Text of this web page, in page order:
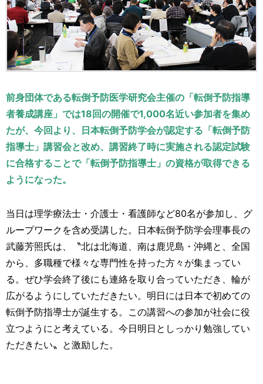
前身団体である転倒予防医学研究会主催の「転倒予防指導
者養成講座」では18回の開催で1,000名近い参加者を集め
たが、今回より、日本転倒予防学会が認定する「転倒予防
指導士」講習会と改め、講習終了時に実施される認定試験
に合格することで「転倒予防指導士」の資格が取得できる
ようになった。
当日は理学療法士・介護士・看護師など80名が参加し、グ
ループワークを含め受講した。日本転倒予防学会理事長の
武藤芳照氏は、〝北は北海道、南は鹿児島・沖縄と、全国
から、多職種で様々な専門性を持った方々が集まってい
る。ぜひ学会終了後にも連絡を取り合っていただき、輪が
広がるようにしていただきたい。明日には日本で初めての
転倒予防指導士が誕生する。この講習への参加が社会に役
立つようにと考えている。今日明日としっかり勉強してい
ただきたい〟と激励した。